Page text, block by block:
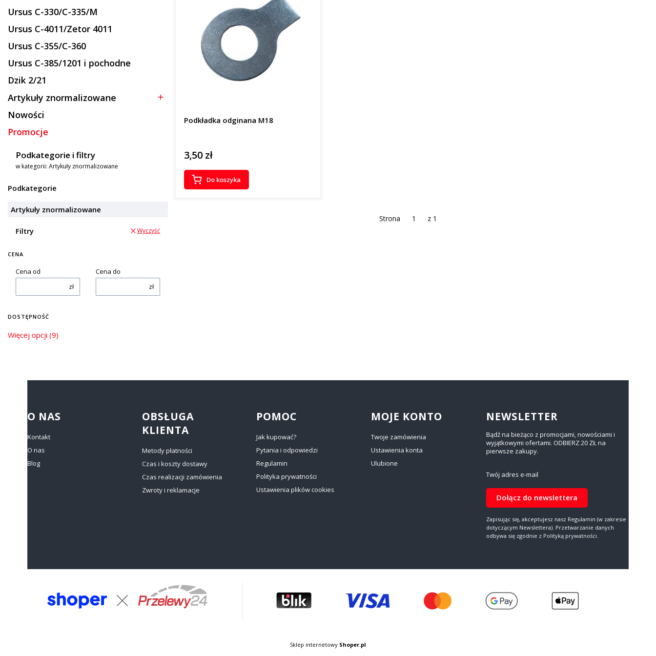
Kategoria - Ursus C-330/C-335/M
Ursus C-330/C-335/M
Kategoria - Ursus C-4011/Zetor 4011
Ursus C-4011/Zetor 4011
Kategoria - Ursus C-355/C-360
Ursus C-355/C-360
Kategoria - Ursus C-385/1201 i pochodne
Ursus C-385/1201 i pochodne
Kategoria - Dzik 2/21
Dzik 2/21
Kategoria - Artykuły znormalizowane
Artykuły znormalizowane
Nowości
Promocje
Podkategorie i filtry
w kategorii: Artykuły znormalizowane
Podkategorie
Artykuły znormalizowane
Filtry Wyczyść
CENA
Cena od
zł
Cena do
zł
DOSTĘPNOŚĆ
Dostępność
Więcej opcji (9)
Podkładka odginana M18
Cena
3,50 zł
Do koszyka
Strona z 1
Linki w stopce
O NAS
Kontakt
O nas
Blog
OBSŁUGA
KLIENTA
Metody płatności
Czas i koszty dostawy
Czas realizacji zamówienia
Zwroty i reklamacje
POMOC
Jak kupować?
Pytania i odpowiedzi
Regulamin
Polityka prywatności
Ustawienia plików cookies
MOJE KONTO
Twoje zamówienia
Ustawienia konta
Ulubione
NEWSLETTER
Bądź na bieżąco z promocjami, nowościami i
wyjątkowymi ofertami. ODBIERZ 20 ZŁ na
pierwsze zakupy.
Twój adres e-mail
Dołącz do newslettera
Zapisując się, akceptujesz nasz Regulamin (w zakresie
dotyczącym Newslettera). Przetwarzanie danych
odbywa się zgodnie z Polityką prywatności.
Sklep internetowy Shoper.pl